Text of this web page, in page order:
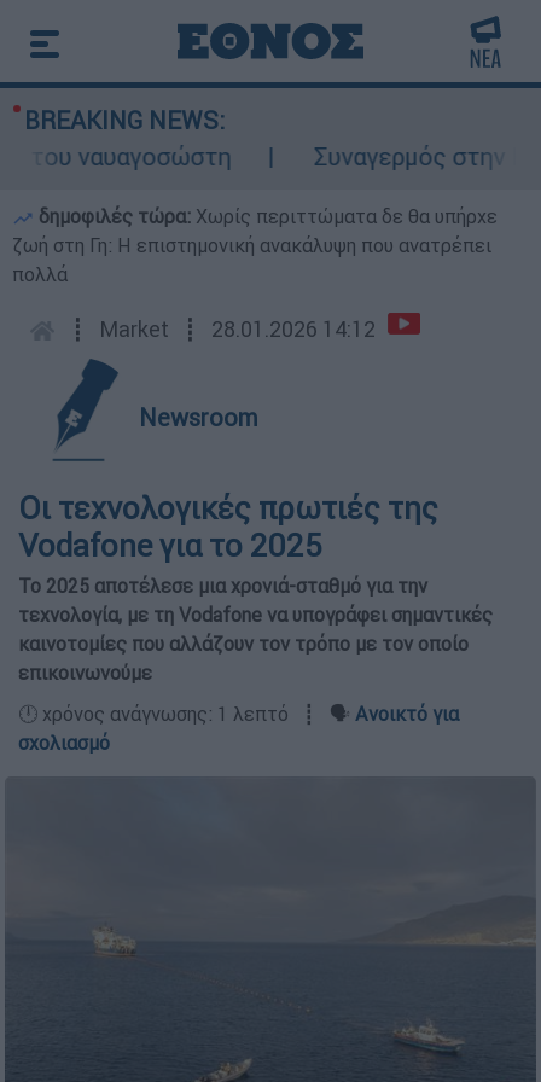
BREAKING NEWS:
ναυαγοσώστη
Συναγερμός στην
δημοφιλές τώρα: Χωρίς περιττώματα δε θα υπήρχε
ζωή στη Γη: Η επιστημονική ανακάλυψη που ανατρέπει
πολλά
┋ Market ┋ 28.01.2026 14:12
Newsroom
Οι τεχνολογικές πρωτιές της
Vodafone για το 2025
Το 2025 αποτέλεσε μια χρονιά-σταθμό για την
τεχνολογία, με τη Vodafone να υπογράφει σημαντικές
καινοτομίες που αλλάζουν τον τρόπο με τον οποίο
επικοινωνούμε
🕛 χρόνος ανάγνωσης: 1 λεπτό ┋ 🗣️ Ανοικτό για
σχολιασμό